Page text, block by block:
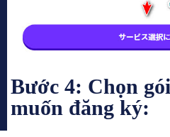
Bước 4: Chọn
muốn đăng ký: